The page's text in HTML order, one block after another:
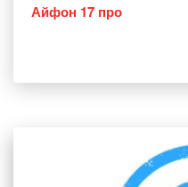
Айфон 17 про